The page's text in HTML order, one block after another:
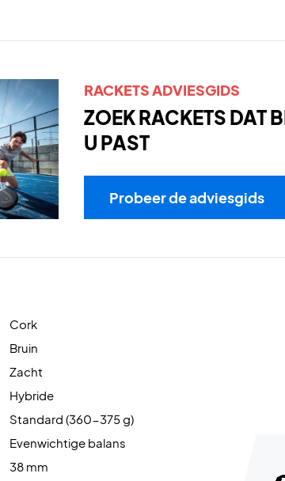
RACKETS ADVIESGIDS
ZOEK RACKETS DAT
U PAST
Probeer de adviesgids
Cork
Bruin
Zacht
Hybride
Standard (360-375 g)
Evenwichtige balans
38 mm